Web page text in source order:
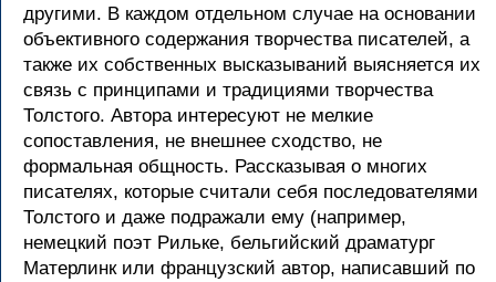
другими. В каждом отдельном случае на основании
объективного содержания творчества писателей, а
также их собственных высказываний выясняется их
связь с принципами и традициями творчества
Толстого. Автора интересуют не мелкие
сопоставления, не внешнее сходство, не
формальная общность. Рассказывая о многих
писателях, которые считали себя последователями
Толстого и даже подражали ему (например,
немецкий поэт Рильке, бельгийский драматург
Матерлинк или французский автор, написавший по